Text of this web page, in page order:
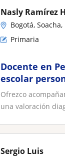
Nasly Ramírez
Bogotá,
Primaria
Docente en
escolar
Ofrezco
una valoración
Sergio Luis